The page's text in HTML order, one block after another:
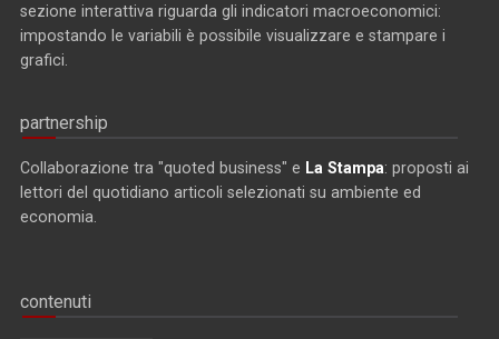
sezione interattiva riguarda gli indicatori macroeconomici:
impostando le variabili è possibile visualizzare e stampare i
grafici.
partnership
Collaborazione tra "quoted business" e La Stampa: proposti ai
lettori del quotidiano articoli selezionati su ambiente ed
economia.
contenuti